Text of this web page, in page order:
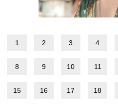
1 2 3 4
8 9 10 11
15 16 17 18